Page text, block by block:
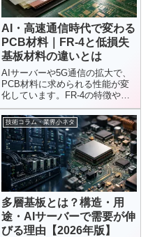
AI・高速通信時代で変わる
PCB材料｜FR-4と低損失
基板材料の違いとは
AIサーバーや5G通信の拡大で、
PCB材料に求められる性能が変
化しています。FR-4の特徴や限
界、高速伝送向け低損失材料・
高周波基板との違いをわかりや
すく解説します。
技術コラム・業界小ネタ
多層基板とは？構造・用
途・AIサーバーで需要が伸
びる理由【2026年版】